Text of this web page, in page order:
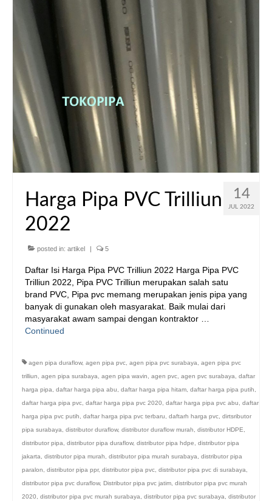
14
JUL 2022
Harga Pipa PVC Trilliun
2022
posted in: artikel 5
Daftar Isi Harga Pipa PVC Trilliun 2022 Harga Pipa PVC
Trilliun 2022, Pipa PVC Trilliun merupakan salah satu
brand PVC, Pipa pvc memang merupakan jenis pipa yang
banyak di gunakan oleh masyarakat. Baik mulai dari
masyarakat awam sampai dengan kontraktor …
Continued
agen pipa duraflow, agen pipa pvc, agen pipa pvc surabaya, agen pipa pvc
trilliun, agen pipa surabaya, agen pipa wavin, agen pvc, agen pvc surabaya, daftar
harga pipa, daftar harga pipa abu, daftar harga pipa hitam, daftar harga pipa putih,
daftar harga pipa pvc, daftar harga pipa pvc 2020, daftar harga pipa pvc abu, daftar
harga pipa pvc putih, daftar harga pipa pvc terbaru, daftarh harga pvc, dirtsributor
pipa surabaya, distributor duraflow, distributor duraflow murah, distributor HDPE,
distributor pipa, distributor pipa duraflow, distributor pipa hdpe, distributor pipa
jakarta, distributor pipa murah, distributor pipa murah surabaya, distributor pipa
paralon, distributor pipa ppr, distributor pipa pvc, distributor pipa pvc di surabaya,
distributor pipa pvc duraflow, Distributor pipa pvc jatim, distributor pipa pvc murah
2020, distributor pipa pvc murah surabaya, distributor pipa pvc surabaya, distributor